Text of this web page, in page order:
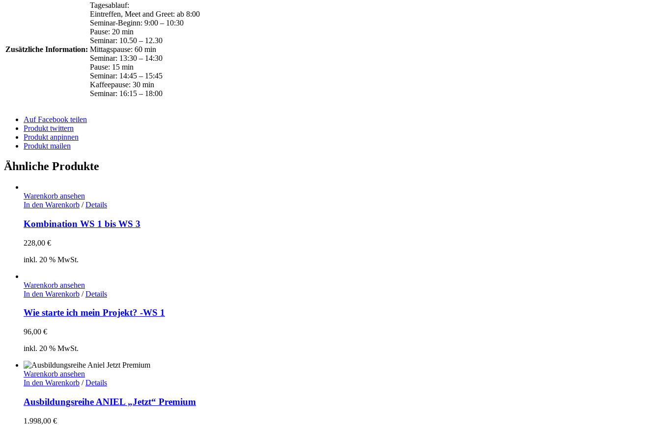
Zusätzliche Information:
Tagesablauf:
Eintreffen, Meet and Greet: ab 8:00
Seminar-Beginn: 9:00 – 10:30
Pause: 20 min
Seminar: 10.50 – 12.30
Mittagspause: 60 min
Seminar: 13:30 – 14:30
Pause: 15 min
Seminar: 14:45 – 15:45
Kaffeepause: 30 min
Seminar: 16:15 – 18:00
Auf Facebook teilen
Produkt twittern
Produkt anpinnen
Produkt mailen
Ähnliche Produkte
Warenkorb ansehen
In den Warenkorb / Details
Kombination WS 1 bis WS 3
228,00 €
inkl. 20 % MwSt.
Warenkorb ansehen
In den Warenkorb / Details
Wie starte ich mein Projekt? -WS 1
96,00 €
inkl. 20 % MwSt.
Warenkorb ansehen
In den Warenkorb / Details
Ausbildungsreihe ANIEL „Jetzt“ Premium
1.998,00 €